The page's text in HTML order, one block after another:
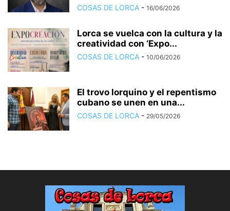
COSAS DE LORCA - 16/06/2026
Lorca se vuelca con la cultura y la
creatividad con ‘Expo...
COSAS DE LORCA - 10/06/2026
El trovo lorquino y el repentismo
cubano se unen en una...
COSAS DE LORCA - 29/05/2026